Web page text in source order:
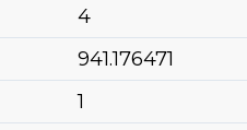
4
941.176471
1